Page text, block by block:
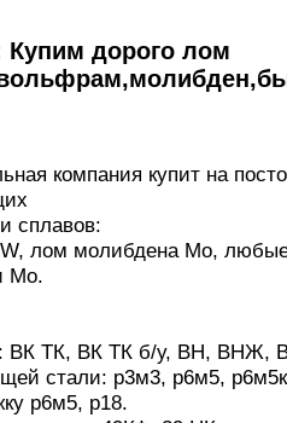
дорого лом
компания купит на
сплавов:
лом молибдена Mo,
Mo.
ВК ТК, ВК ТК б/у, ВН,
стали: р3м3, р6м5,
р6м5, р18.